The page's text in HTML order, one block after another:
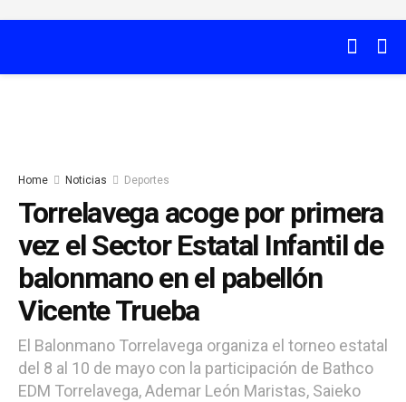
Home Noticias Deportes
Torrelavega acoge por primera
vez el Sector Estatal Infantil de
balonmano en el pabellón
Vicente Trueba
El Balonmano Torrelavega organiza el torneo estatal
del 8 al 10 de mayo con la participación de Bathco
EDM Torrelavega, Ademar León Maristas, Saieko